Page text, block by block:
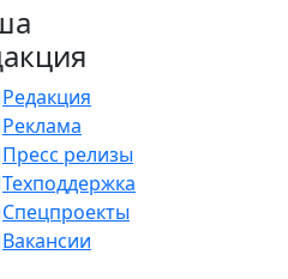
Редакция
Реклама
Пресс релизы
Техподдержка
Спецпроекты
Вакансии